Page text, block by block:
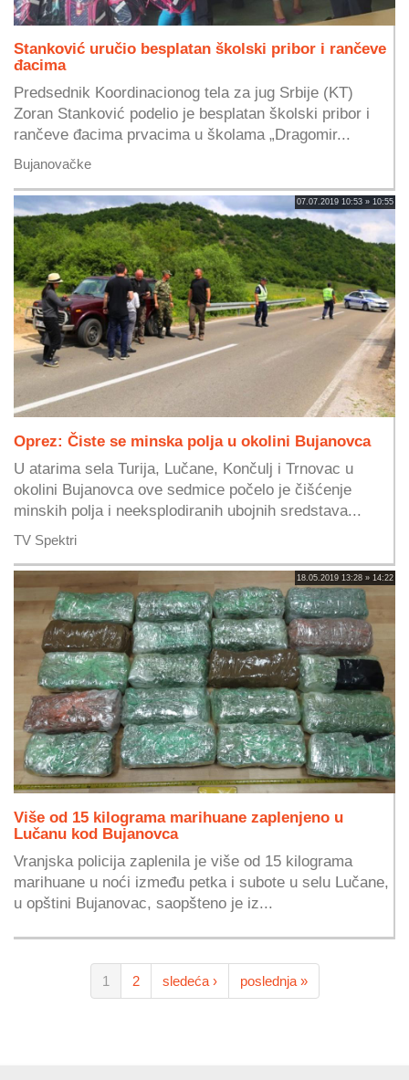
Stanković uručio besplatan školski pribor i rančeve
đacima
Predsednik Koordinacionog tela za jug Srbije (KT)
Zoran Stanković podelio je besplatan školski pribor i
rančeve đacima prvacima u školama „Dragomir...
Bujanovačke
07.07.2019 10:53 » 10:55
Oprez: Čiste se minska polja u okolini Bujanovca
U atarima sela Turija, Lučane, Končulj i Trnovac u
okolini Bujanovca ove sedmice počelo je čišćenje
minskih polja i neeksplodiranih ubojnih sredstava...
TV Spektri
18.05.2019 13:28 » 14:22
Više od 15 kilograma marihuane zaplenjeno u
Lučanu kod Bujanovca
Vranjska policija zaplenila je više od 15 kilograma
marihuane u noći između petka i subote u selu Lučane,
u opštini Bujanovac, saopšteno je iz...
1 2 sledeća › poslednja »